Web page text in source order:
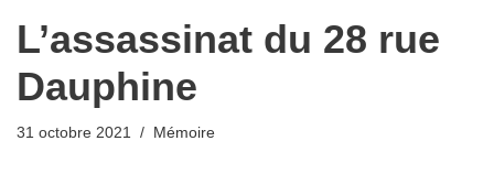
L’assassinat du 28 rue
Dauphine
31 octobre 2021 Mémoire